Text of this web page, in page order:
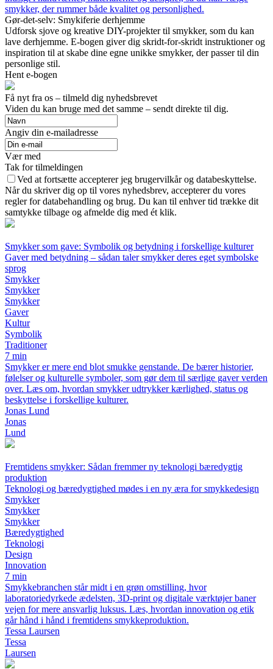
smykker, der rummer både kvalitet og personlighed.
Gør-det-selv: Smykiferie derhjemme
Udforsk sjove og kreative DIY-projekter til smykker, som du kan
lave derhjemme. E-bogen giver dig skridt-for-skridt instruktioner og
inspiration til at skabe dine egne unikke smykker, der passer til din
personlige stil.
Hent e-bogen
Få nyt fra os – tilmeld dig nyhedsbrevet
Viden du kan bruge med det samme – sendt direkte til dig.
Angiv din e-mailadresse
Vær med
Tak for tilmeldingen
Ved at fortsætte accepterer jeg brugervilkår og databeskyttelse.
Når du skriver dig op til vores nyhedsbrev, accepterer du vores
regler for databehandling og brug. Du kan til enhver tid trække dit
samtykke tilbage og afmelde dig med ét klik.
Smykker som gave: Symbolik og betydning i forskellige kulturer
Gaver med betydning – sådan taler smykker deres eget symbolske
sprog
Smykker
Smykker
Smykker
Gaver
Kultur
Symbolik
Traditioner
7 min
Smykker er mere end blot smukke genstande. De bærer historier,
følelser og kulturelle symboler, som gør dem til særlige gaver verden
over. Læs om, hvordan smykker udtrykker kærlighed, status og
beskyttelse i forskellige kulturer.
Jonas Lund
Jonas
Lund
Fremtidens smykker: Sådan fremmer ny teknologi bæredygtig
produktion
Teknologi og bæredygtighed mødes i en ny æra for smykkedesign
Smykker
Smykker
Smykker
Bæredygtighed
Teknologi
Design
Innovation
7 min
Smykkebranchen står midt i en grøn omstilling, hvor
laboratoriedyrkede ædelsten, 3D-print og digitale værktøjer baner
vejen for mere ansvarlig luksus. Læs, hvordan innovation og etik
går hånd i hånd i fremtidens smykkeproduktion.
Tessa Laursen
Tessa
Laursen